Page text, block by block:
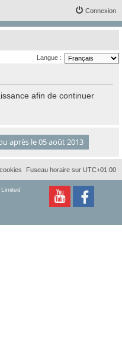
Connexion
Langue :
afin de continuer
Fuseau horaire sur UTC+01:00